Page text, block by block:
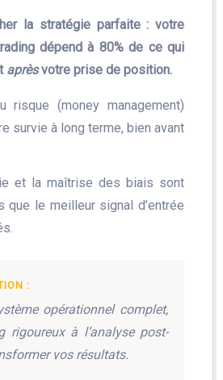
la stratégie parfaite : votre
dépend à 80% de ce qui
aprèsvotre prise de position.
risque (money management)
survie à long terme, bien avant
et la maîtrise des biais sont
que le meilleur signal d’entrée
:
opérationnel complet,
rigoureux à l’analyse post-
vos résultats.